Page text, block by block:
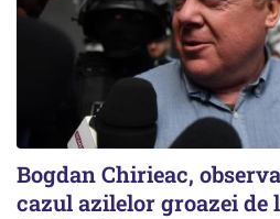
Bogdan Chirieac,
cazul azilelor groazei de